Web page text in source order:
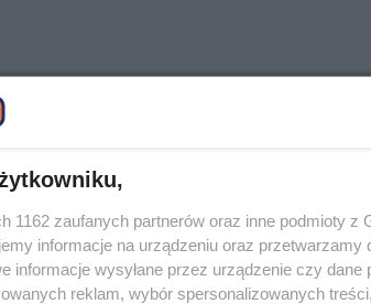
1162 zaufanych partnerów oraz inne podmioty
informacje na urządzeniu oraz przetwarzamy
informacje wysyłane przez urządzenie czy dane
reklam, wybór spersonalizowanych